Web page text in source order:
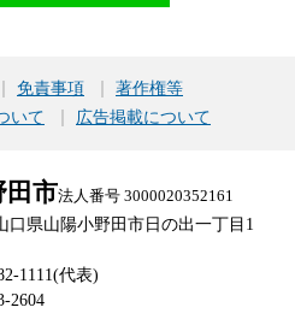
免責事項
著作権等
いて
広告掲載について
田市法人番号 3000020352161
口県山陽小野田市日の出一丁目1
1111(代表)
2604